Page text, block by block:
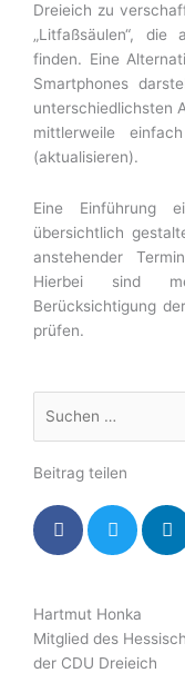
Dreieich zu
„Litfaßsäulen“, die
finden. Eine
Smartphones
unterschiedlichsten
mittlerweile
(aktualisieren).
Eine Einführung
übersichtlich
anstehender
Hierbei sind
Berücksichtigung
prüfen.
nach:
Beitrag teilen
Hartmut Honka
Mitglied des
der CDU Dreieich